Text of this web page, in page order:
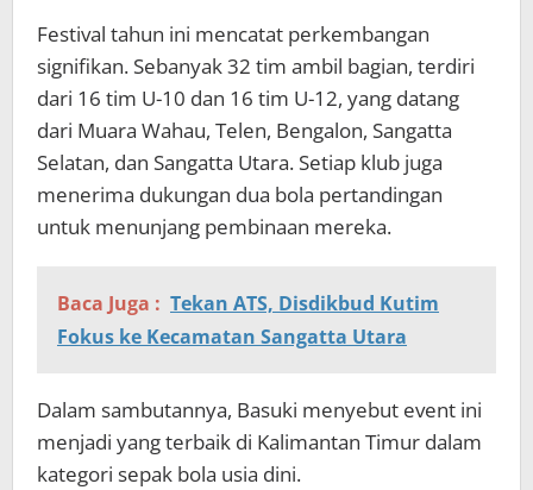
Festival tahun ini mencatat perkembangan
signifikan. Sebanyak 32 tim ambil bagian, terdiri
dari 16 tim U-10 dan 16 tim U-12, yang datang
dari Muara Wahau, Telen, Bengalon, Sangatta
Selatan, dan Sangatta Utara. Setiap klub juga
menerima dukungan dua bola pertandingan
untuk menunjang pembinaan mereka.
Baca Juga : Tekan ATS, Disdikbud Kutim
Fokus ke Kecamatan Sangatta Utara
Dalam sambutannya, Basuki menyebut event ini
menjadi yang terbaik di Kalimantan Timur dalam
kategori sepak bola usia dini.